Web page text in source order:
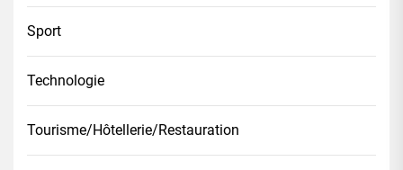
Sport
Technologie
Tourisme/Hôtellerie/Restauration